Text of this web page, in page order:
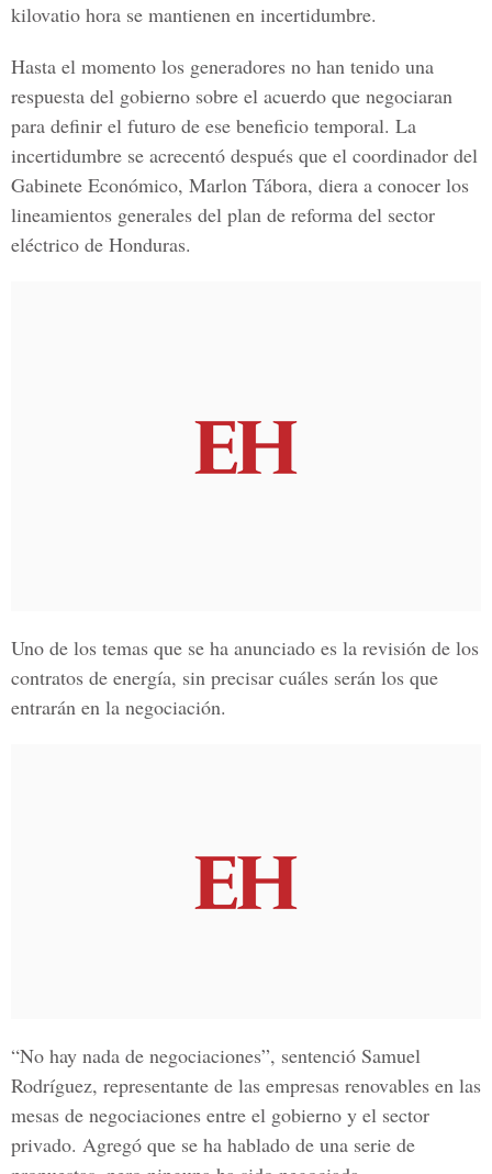
kilovatio hora se mantienen en incertidumbre.
Hasta el momento los generadores no han tenido una
respuesta del gobierno sobre el acuerdo que negociaran
para definir el futuro de ese beneficio temporal. La
incertidumbre se acrecentó después que el coordinador del
Gabinete Económico, Marlon Tábora, diera a conocer los
lineamientos generales del plan de reforma del sector
eléctrico de Honduras.
Uno de los temas que se ha anunciado es la revisión de los
contratos de energía, sin precisar cuáles serán los que
entrarán en la negociación.
“No hay nada de negociaciones”, sentenció Samuel
Rodríguez, representante de las empresas renovables en las
mesas de negociaciones entre el gobierno y el sector
privado. Agregó que se ha hablado de una serie de